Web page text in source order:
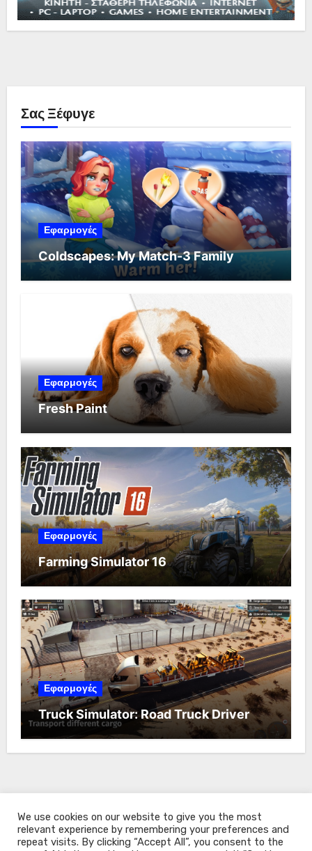
Σας Ξέφυγε
Εφαρμογές
Coldscapes: My Match-3 Family
Εφαρμογές
Fresh Paint
Εφαρμογές
Farming Simulator 16
Εφαρμογές
Truck Simulator: Road Truck Driver
We use cookies on our website to give you the most
relevant experience by remembering your preferences and
repeat visits. By clicking “Accept All”, you consent to the